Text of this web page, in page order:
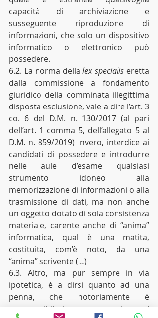
capacità di archiviazione e
susseguente riproduzione di
informazioni, che solo un dispositivo
informatico o elettronico può
possedere.
6.2. La norma della lex specialis eretta
dalla commissione a fondamento
giuridico della comminata illegittima
disposta esclusione, vale a dire l’art. 3
co. 6 del D.M. n. 130/2017 (al pari
dell’art. 1 comma 5, dell’allegato 5 al
D.M. n. 859/2019) invero, interdice ai
candidati di possedere e introdurre
nelle aule d’esame qualsiasi
strumento idoneo alla
memorizzazione di informazioni o alla
trasmissione di dati, ma non anche
un oggetto dotato di sola consistenza
materiale, carente anche di “anima”
informatica, qual è una matita,
costituita, com’è noto, da una
“anima” scrivente (…)
6.3. Altro, ma pur sempre in via
ipotetica, è a dirsi quanto ad una
penna, che notoriamente è
scomponibile in una cannuccia e nel